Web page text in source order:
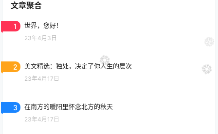
文章聚合
1 世界，您好！
23年4月3日
2 美文精选：独处，决定了你人生的层次
23年4月17日
3 在南方的暖阳里怀念北方的秋天
23年4月17日